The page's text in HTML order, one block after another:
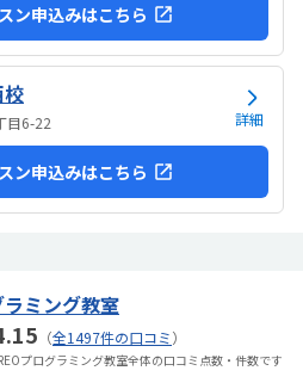
ン申込みはこちら
目6-22 詳細
ン申込みはこちら
ミング教室
（全1497件の口コミ）
プログラミング教室全体の口コミ点数・件数です